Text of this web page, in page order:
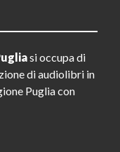
si occupa di
di audiolibri in
Puglia con